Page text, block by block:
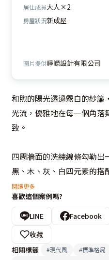
居住成員大人×2
房屋狀況新成屋
圖片提供崢嶸設計有限公司
和煦的陽光透過霧白的紗簾
光流，優雅地在每一個角落
致。
四周牆面的洗練線條勾勒出
黑、木、灰、白四元素的搭
彷彿置身於高雅的飯店，醞
圍。
我們著重區域的整體性，融
木紋的大門、地坪為引，搭
閱讀更多
喜歡這個案例嗎?
LINE Facebook
收藏
相關標籤
#現代風 #標準格局